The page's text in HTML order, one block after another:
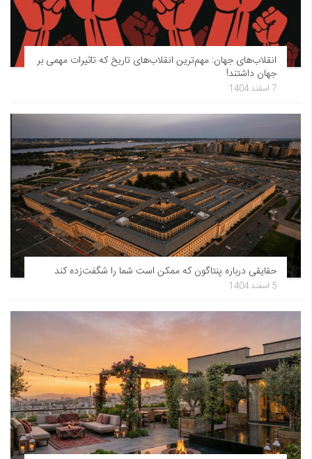
انقلاب‌های جهان: مهم‌ترین انقلاب‌های تاریخ که تاثیرات مهمی بر
جهان داشتند!
7 اسفند 1404
حقایقی درباره پنتاگون که ممکن است شما را شگفت‌زده کند
5 اسفند 1404